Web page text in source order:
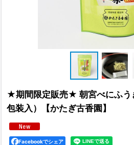
★期間限定販売★ 朝宮べにふう
包装入）【かたぎ古香園】
Facebookでシェア